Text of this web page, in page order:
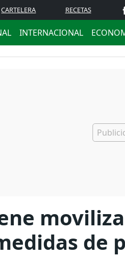
CARTELERA RECETAS
INTERNACIONAL
de